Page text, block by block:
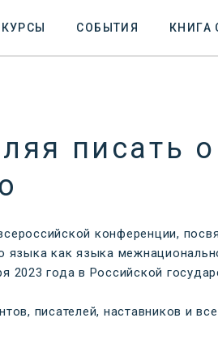
СОБЫТИЯ КНИГА
писать
конференции,
языка как языка
2023 года в Российской
писателей, наставников и